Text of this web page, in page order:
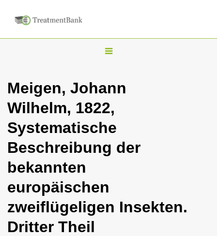
T
g
l
n
a
v
g
t
Meigen, Johann
Wilhelm, 1822,
Systematische
Beschreibung der
bekannten
europäischen
zweiflügeligen Insekten.
Dritter Theil